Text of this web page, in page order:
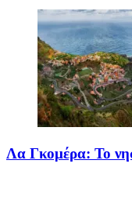
Λα Γκομέρα: Το